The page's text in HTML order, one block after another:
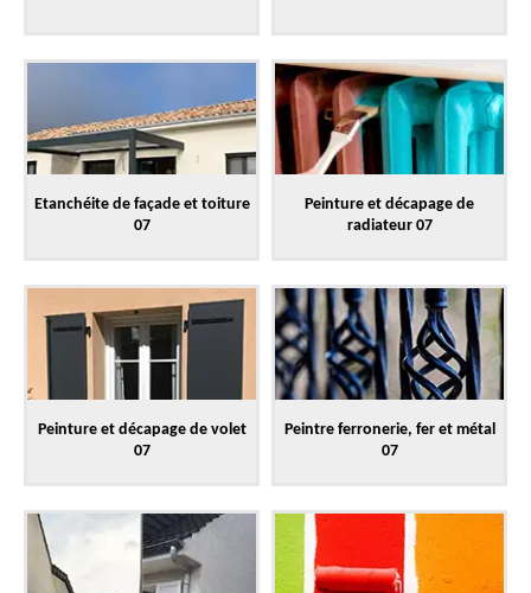
Etanchéite de façade et toiture
07
Peinture et décapage de
radiateur 07
Peinture et décapage de volet
07
Peintre ferronerie, fer et métal
07